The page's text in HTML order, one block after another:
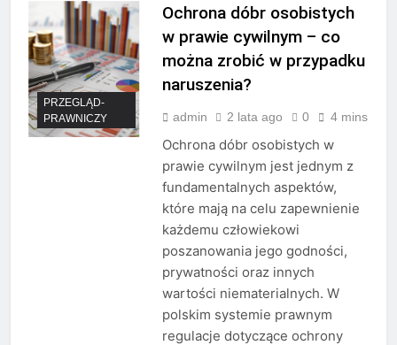
PRZEGLĄD-
PRAWNICZY
Ochrona dóbr osobistych
w prawie cywilnym – co
można zrobić w przypadku
naruszenia?
admin 2 lata ago 0 4 mins
Ochrona dóbr osobistych w
prawie cywilnym jest jednym z
fundamentalnych aspektów,
które mają na celu zapewnienie
każdemu człowiekowi
poszanowania jego godności,
prywatności oraz innych
wartości niematerialnych. W
polskim systemie prawnym
regulacje dotyczące ochrony